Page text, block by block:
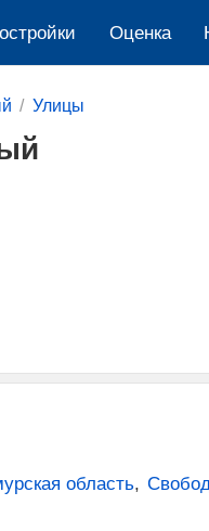
Оценка
Улицы
область,